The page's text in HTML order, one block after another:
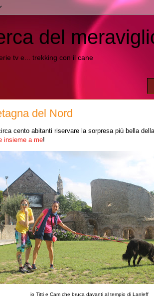
del
tv e... trekking con il cane
del Nord
cento abitanti riservare la sorpresa più bella
insieme a me!
io Titti e Cam che bruca davanti al tempio di Lanleff